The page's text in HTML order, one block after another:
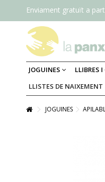
Enviament gratuït a
JOGUINES LLIBRES
LLISTES DE NAIXEMENT
JOGUINES